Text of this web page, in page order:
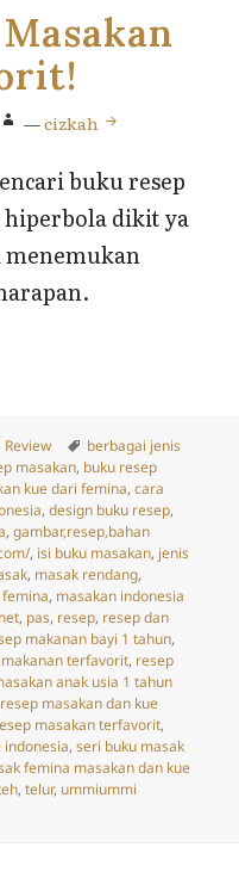
—cizkah
buku resep
hiperbola dikit ya
menemukan
Resep Masakan
Categories
Review Tags
berbagai jenis
masakan, buku resep
kue dari femina,cara
,design buku resep,
,gambar,resep,bahan
, isi buku masakan, jenis
, masak rendang,
, masakan indonesia
, pas, resep, resep dan
makanan bayi 1 tahun,
terfavorit, resep
anak usia 1 tahun
resep masakan dan kue
masakan terfavorit,
indonesia,seri buku masak
femina masakan dan kue
,telur, ummiummi
Terfavorit!